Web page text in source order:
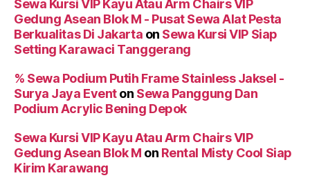
Sewa Kursi VIP Kayu Atau Arm Chairs VIP
Gedung Asean Blok M - Pusat Sewa Alat Pesta
Berkualitas Di Jakarta on Sewa Kursi VIP Siap
Setting Karawaci Tanggerang
% Sewa Podium Putih Frame Stainless Jaksel -
Surya Jaya Eventon Sewa Panggung Dan
Podium Acrylic Bening Depok
Sewa Kursi VIP Kayu Atau Arm Chairs VIP
Gedung Asean Blok M on Rental Misty Cool Siap
Kirim Karawang